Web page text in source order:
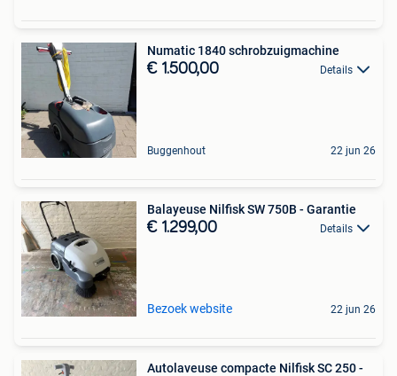
Numatic 1840 schrobzuigmachine
€ 1.500,00 Details
Buggenhout 22 jun 26
Balayeuse Nilfisk SW 750B - Garantie
€ 1.299,00 Details
Bezoek website 22 jun 26
Autolaveuse compacte Nilfisk SC 250 -